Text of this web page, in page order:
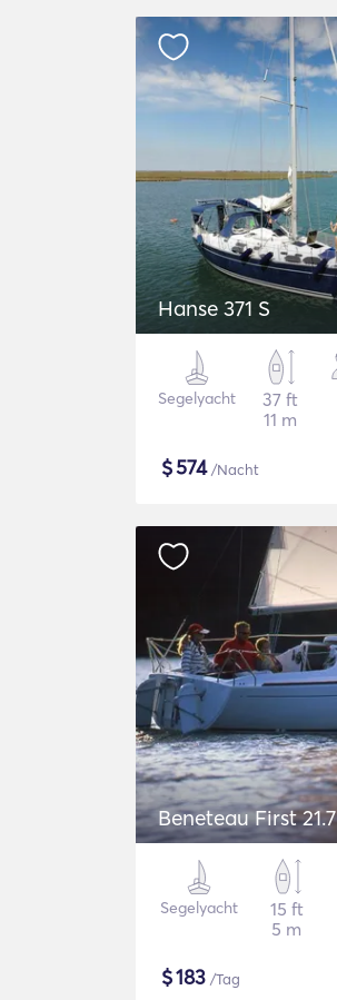
Hanse 371 S
Segelyacht
37 ft
11 m
$574/Nacht
Beneteau First 21.7
Segelyacht
15 ft
5 m
$183 /Tag